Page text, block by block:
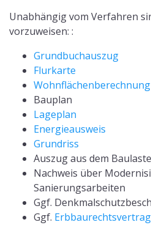
Unabhängig vom Verfahren
vorzuweisen: :
Grundbuchauszug
Flurkarte
Wohnflächenberechnung
Bauplan
Lageplan
Energieausweis
Grundriss
Auszug aus dem
Nachweis über
Sanierungsarbeiten
Ggf.
Ggf. Erbbaurechtsvertrag